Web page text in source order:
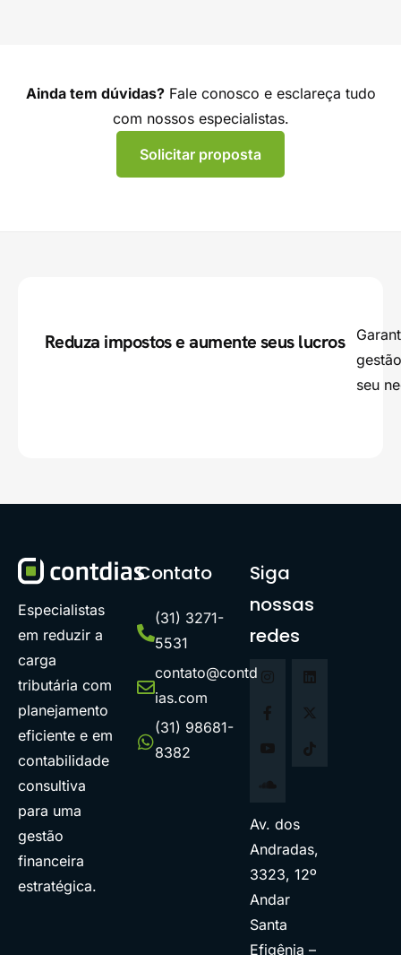
Ainda tem dúvidas?Fale conosco e esclareça tudo
com nossos especialistas.
Solicitar proposta
Reduza impostos e aumente seus lucros
seu
Especialistas
em reduzir a
carga
tributária com
planejamento
eficiente e em
contabilidade
consultiva
para uma
gestão
financeira
estratégica.
Contato
(31) 3271-
5531
contato@contd
ias.com
(31) 98681-
8382
Siga
nossas
redes
Av. dos
Andradas,
3323, 12º
Andar
Santa
Efigênia –